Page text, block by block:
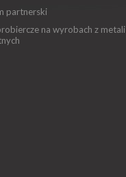
partnerski
na wyrobach z metali